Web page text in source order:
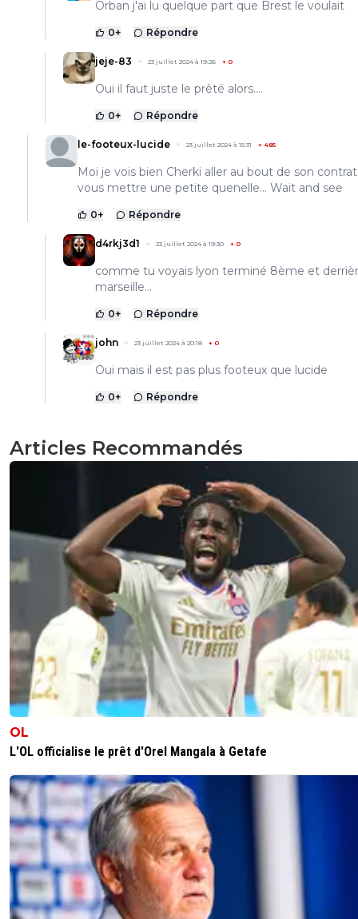
Orban j'ai lu quelque part que Brest le voulait
0+ Répondre
jeje-83 23 juillet 2024 à 19:26 + 0
Oui il faut juste le prêté alors....
0+ Répondre
le-footeux-lucide 23 juillet 2024 à 15:31 + 485
Moi je vois bien Cherki aller au bout de son
vous mettre une petite quenelle... Wait and see
0+ Répondre
d4rkj3d1 23 juillet 2024 à 19:30 + 0
comme tu voyais lyon terminé 8ème et
marseille...
0+ Répondre
john 23 juillet 2024 à 20:18 + 0
Oui mais il est pas plus footeux que lucide
0+ Répondre
Articles Recommandés
OL
L'OL officialise le prêt d'Orel Mangala à Getafe